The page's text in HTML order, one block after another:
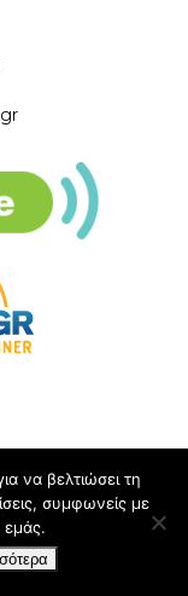
να βελτιώσει τη
συμφωνείς με